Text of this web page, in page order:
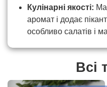
Кулінарні якості:
аромат і додає
особливо салатів і
Всі